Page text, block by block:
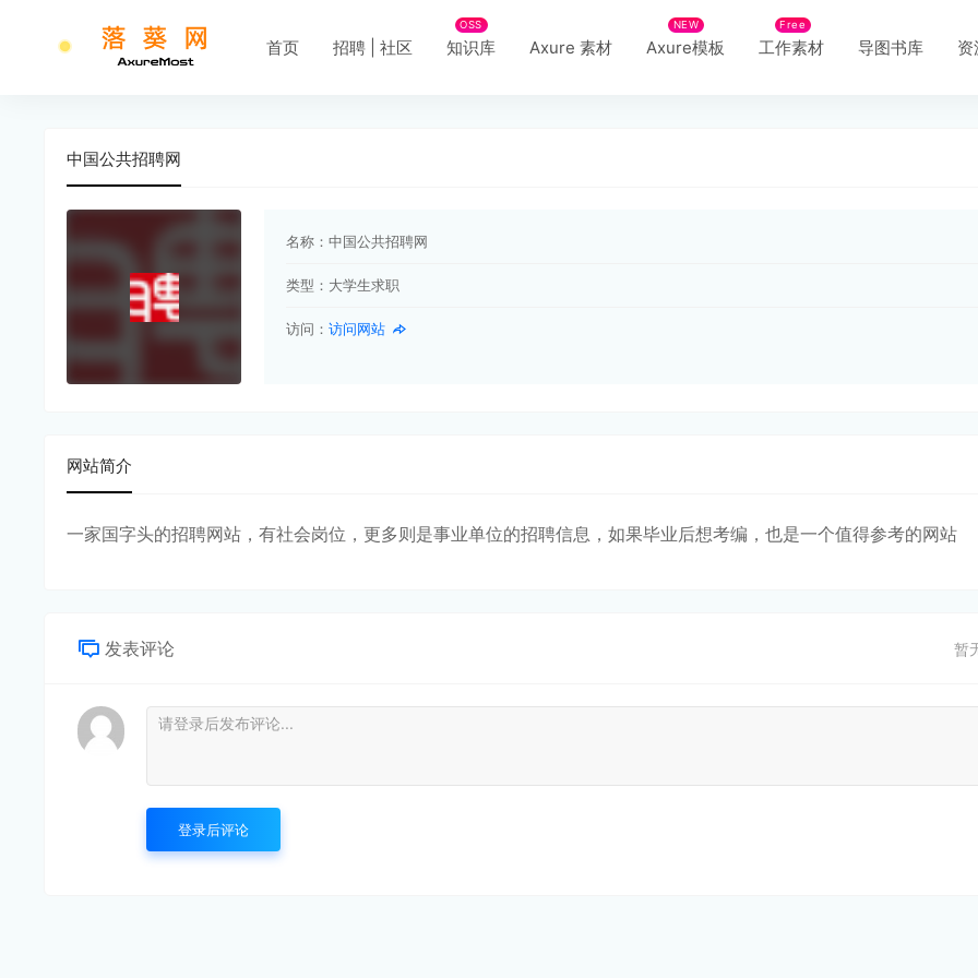
首页 招聘 | 社区 知识库
OSS
Axure 素材 Axure模板
NEW
工作素材
Free
导图书库 资
中国公共招聘网
名称： 中国公共招聘网
类型： 大学生求职
访问： 访问网站
网站简介
一家国字头的招聘网站，有社会岗位，更多则是事业单位的招聘信息，如果毕业后想考编，也是一个值得参考的网站
发表评论 暂
登录后评论